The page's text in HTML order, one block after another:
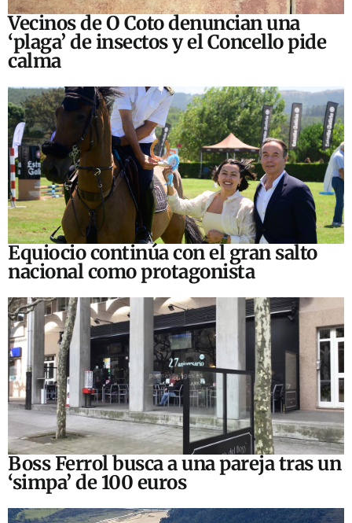
Vecinos de O Coto denuncian una
‘plaga’ de insectos y el Concello pide
calma
Equiocio continúa con el gran salto
nacional como protagonista
Boss Ferrol busca a una pareja tras un
‘simpa’ de 100 euros